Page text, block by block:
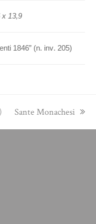
x 13,9
1846” (n. inv. 205)
next
Sante Monachesi